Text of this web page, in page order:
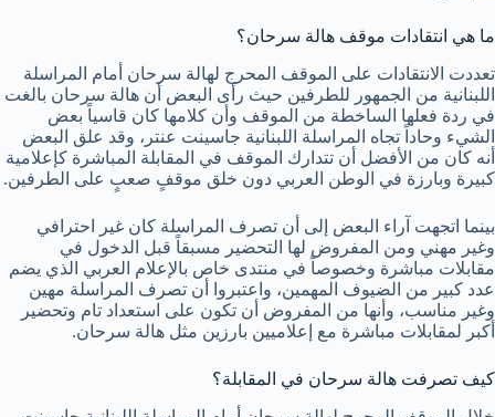
ما هي انتقادات موقف هالة سرحان؟
تعددت الانتقادات على الموقف المحرج لهالة سرحان أمام المراسلة
اللبنانية من الجمهور للطرفين حيث رأى البعض أن هالة سرحان بالغت
في ردة فعلها الساخطة من الموقف وأن كلامها كان قاسياً بعض
الشيء وحاداً تجاه المراسلة اللبنانية جاسينت عنتر، وقد علق البعض
أنه كان من الأفضل أن تتدارك الموقف في المقابلة المباشرة كإعلامية
كبيرة وبارزة في الوطن العربي دون خلق موقفٍ صعبٍ على الطرفين.
بينما اتجهت آراء البعض إلى أن تصرف المراسلة كان غير احترافي
وغير مهني ومن المفروض لها التحضير مسبقاً قبل الدخول في
مقابلات مباشرة وخصوصاً في منتدى خاص بالإعلام العربي الذي يضم
عدد كبير من الضيوف المهمين، واعتبروا أن تصرف المراسلة مهين
وغير مناسب، وأنها من المفروض أن تكون على استعداد تام وتحضير
أكبر لمقابلات مباشرة مع إعلاميين بارزين مثل هالة سرحان.
كيف تصرفت هالة سرحان في المقابلة؟